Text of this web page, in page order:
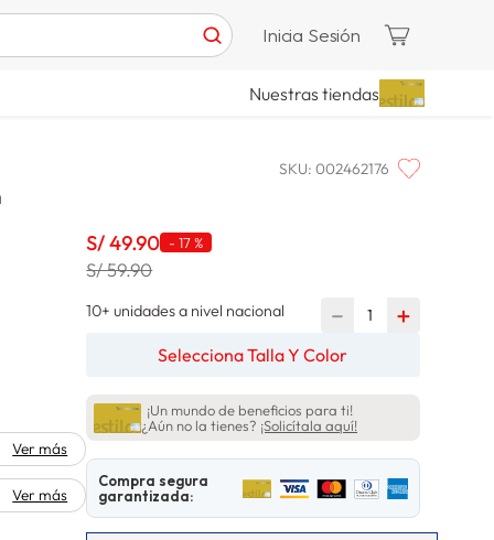
Inicia Sesión
Nuestras tiendas
SKU: 002462176
Ver más
Ver más
S/49.90 -17 %
S/ 59.90
10+ unidades a nivel nacional ＋
－
Selecciona Talla Y Color
¡Un mundo de beneficios para ti!
¿Aún no la tienes? ¡Solicítala aquí!
Compra segura
garantizada: